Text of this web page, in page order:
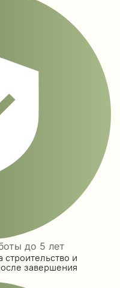
до 5 лет
и
завершения